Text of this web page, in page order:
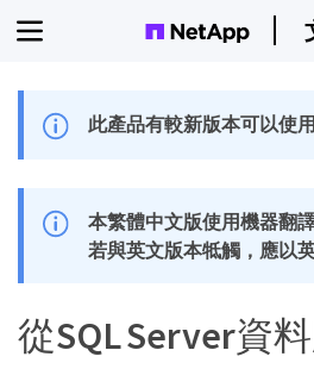
此產品有較新版本可以使用
本繁體中文版使用機器翻
若與英文版本牴觸，應以
從SQL Server資